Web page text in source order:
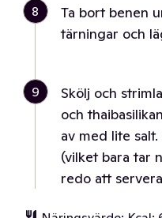
8
Ta bort benen
tärningar och
9
Skölj och
och
av med lite
(vilket bara tar
redo att